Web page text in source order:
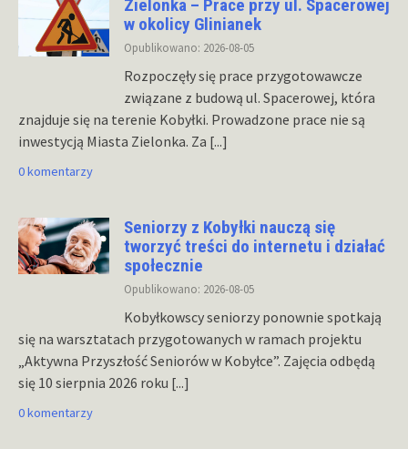
Zielonka – Prace przy ul. Spacerowej
w okolicy Glinianek
Opublikowano: 2026-08-05
Rozpoczęły się prace przygotowawcze
związane z budową ul. Spacerowej, która
znajduje się na terenie Kobyłki. Prowadzone prace nie są
inwestycją Miasta Zielonka. Za [...]
0 komentarzy
Seniorzy z Kobyłki nauczą się
tworzyć treści do internetu i działać
społecznie
Opublikowano: 2026-08-05
Kobyłkowscy seniorzy ponownie spotkają
się na warsztatach przygotowanych w ramach projektu
„Aktywna Przyszłość Seniorów w Kobyłce”. Zajęcia odbędą
się 10 sierpnia 2026 roku [...]
0 komentarzy